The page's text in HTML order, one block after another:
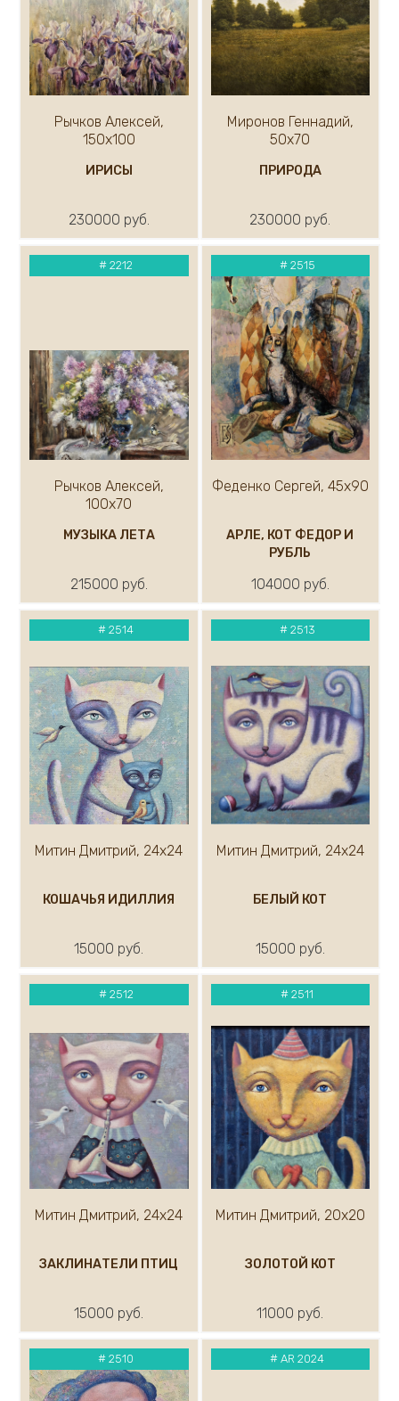
Рычков Алексей,
150х100
ИРИСЫ
230000 руб.
Миронов Геннадий,
50х70
ПРИРОДА
230000 руб.
#2212
Рычков Алексей,
100х70
МУЗЫКА ЛЕТА
215000 руб.
# 2515
Феденко Сергей, 45х90
АРЛЕ, КОТ ФЕДОР И
РУБЛЬ
104000 руб.
#2514
Митин Дмитрий, 24х24
КОШАЧЬЯ ИДИЛЛИЯ
15000 руб.
# 2513
Митин Дмитрий, 24х24
БЕЛЫЙ КОТ
15000 руб.
# 2512
Митин Дмитрий, 24х24
ЗАКЛИНАТЕЛИ ПТИЦ
15000 руб.
# 2511
Митин Дмитрий, 20х20
ЗОЛОТОЙ КОТ
11000 руб.
#2510 # AR 2024